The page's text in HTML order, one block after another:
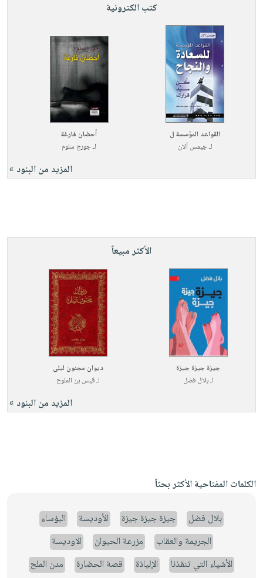
كتب الكترونية
القواعد المؤسسة ل
لـجيمس آلان
أحضان فارغة
لـجورج سلوم
المزيد من البنود »
الأكثر مبيعاً
جيزة جيزة جيزة
لـبلال فضل
ديوان مجنون ليلى
لـقيس بن الملوح
المزيد من البنود »
الكلمات المفتاحية الأكثر بحثاً
بلال فضل جيزة جيزة جيزة الأوديسة
البؤساء
الجريمة والعقاب
مزرعة الحيوان
الاوديسة
الأشياء التي تنقذنا
الإلياذة قصة الحضارة مدن الملح